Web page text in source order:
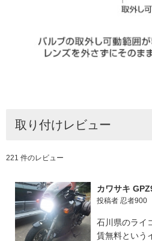
取り付けレビュー
221 件のレビュー
カワサキ
投稿者 忍者900
石川県のライ
賃無料という